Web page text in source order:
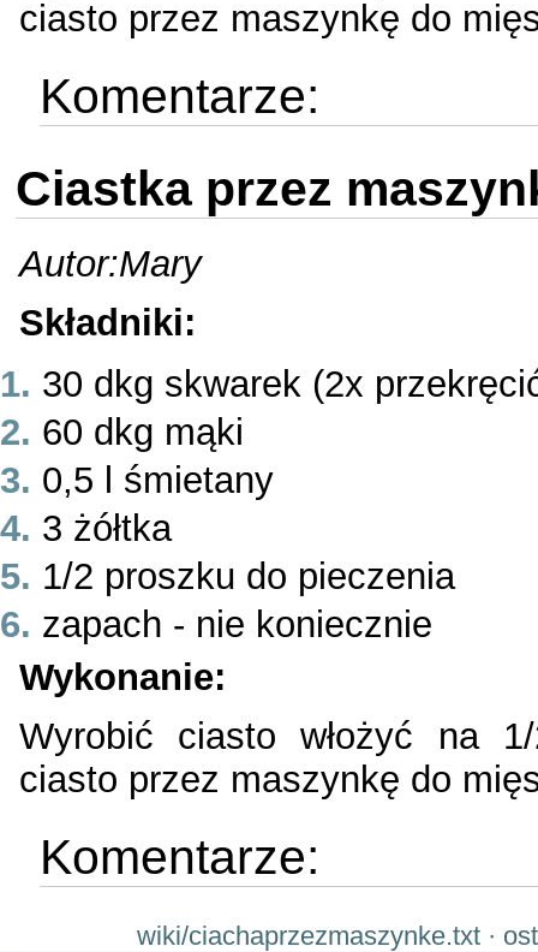
ciasto przez maszynkę do
Komentarze:
Ciastka przez
Autor:Mary
Składniki:
30 dkg skwarek (2x
60 dkg mąki
0,5 l śmietany
3 żółtka
1/2 proszku do pieczenia
zapach - nie koniecznie
Wykonanie:
Wyrobić ciasto włożyć na
ciasto przez maszynkę do
Komentarze:
wiki/ciachaprzezmaszynke.txt ·